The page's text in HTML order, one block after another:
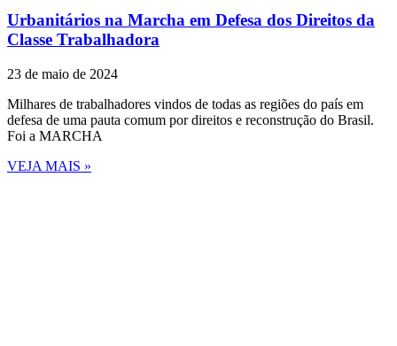
Urbanitários na Marcha em Defesa dos Direitos da
Classe Trabalhadora
23 de maio de 2024
Milhares de trabalhadores vindos de todas as regiões do país em
defesa de uma pauta comum por direitos e reconstrução do Brasil.
Foi a MARCHA
VEJA MAIS »